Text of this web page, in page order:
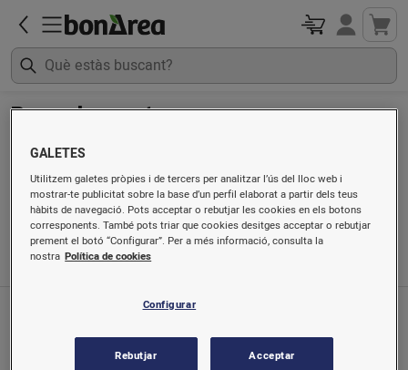
Recordar contrasenya
Usuari/mail:
Enviar dades
GALETES
Utilitzem galetes pròpies i de tercers per analitzar l’ús del lloc web i
mostrar-te publicitat sobre la base d’un perfil elaborat a partir dels teus
hàbits de navegació. Pots acceptar o rebutjar les cookies en els botons
corresponents. També pots triar que cookies desitges acceptar o rebutjar
prement el botó “Configurar”. Per a més informació, consulta la
nostra Política de cookies
Configurar
Rebutjar Acceptar